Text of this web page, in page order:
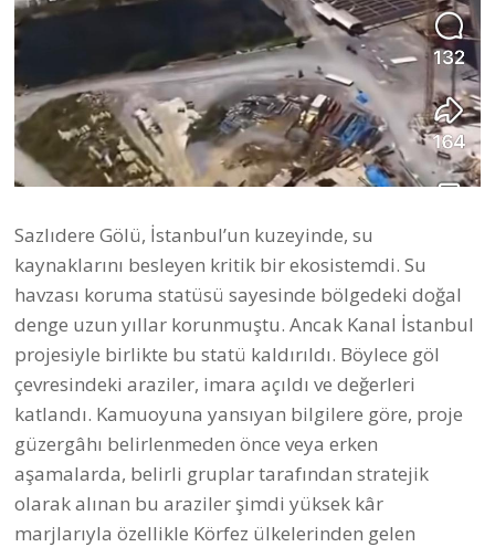
Sazlıdere Gölü, İstanbul’un kuzeyinde, su
kaynaklarını besleyen kritik bir ekosistemdi. Su
havzası koruma statüsü sayesinde bölgedeki doğal
denge uzun yıllar korunmuştu. Ancak Kanal İstanbul
projesiyle birlikte bu statü kaldırıldı. Böylece göl
çevresindeki araziler, imara açıldı ve değerleri
katlandı. Kamuoyuna yansıyan bilgilere göre, proje
güzergâhı belirlenmeden önce veya erken
aşamalarda, belirli gruplar tarafından stratejik
olarak alınan bu araziler şimdi yüksek kâr
marjlarıyla özellikle Körfez ülkelerinden gelen